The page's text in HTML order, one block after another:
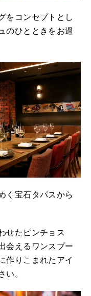
をコンセプトとし
のひとときをお過
く宝石タパスから
せたピンチョス
会えるワンスプー
作りこまれたアイ
い。